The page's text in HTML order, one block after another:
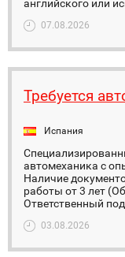
английского или
07.08.2026
Требуется
Испания
автомеханика с
Наличие
работы от 3 лет
Ответственный
03.08.2026